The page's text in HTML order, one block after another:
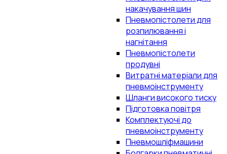
накачування шин
Пневмопістолети для
розпилювання і
нагнітання
Пневмопістолети
продувні
Витратні матеріали для
пневмоінструменту
Шланги високого тиску
Підготовка повітря
Комплектуючі до
пневмоінструменту
Пневмошліфмашини